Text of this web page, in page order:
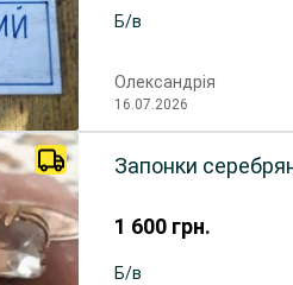
Б/в
Олександрія
16.07.2026
1 600 грн.
Запонки
Б/в